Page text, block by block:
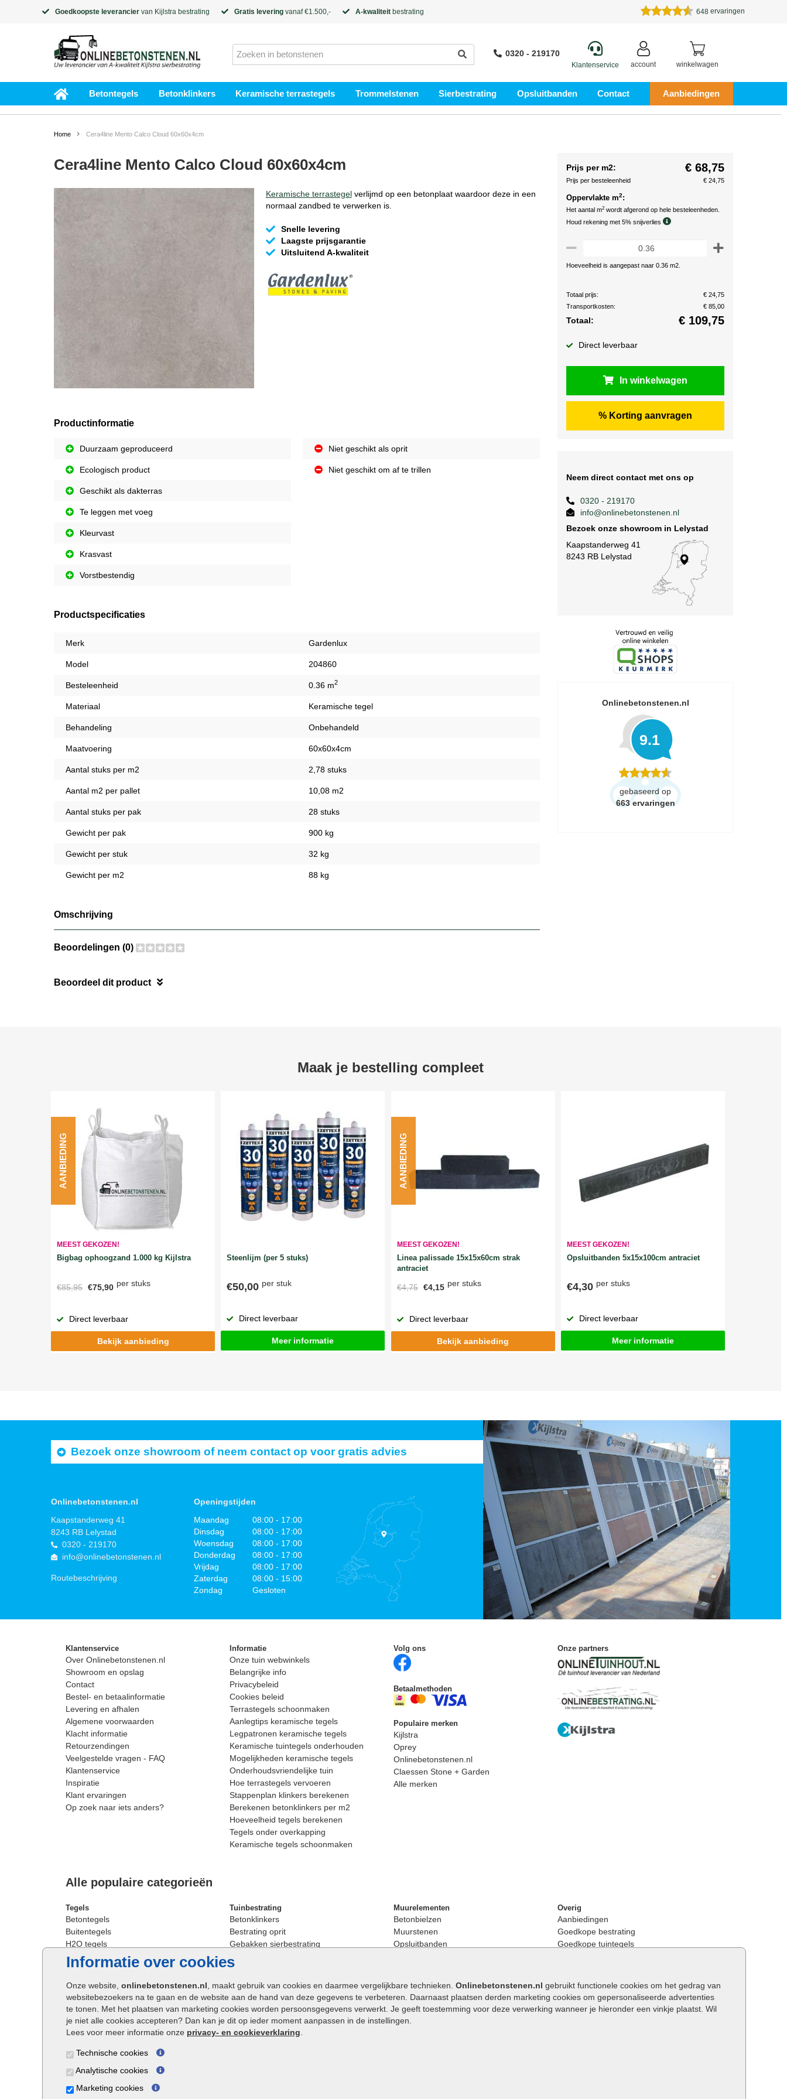
Goedkoopste leverancier van Kijlstra bestrating Gratis levering vanaf €1.500,- A-kwaliteit bestrating 648 ervaringen
0320 - 219170
Klantenservice account winkelwagen
Betontegels Betonklinkers Keramische terrastegels Trommelstenen Sierbestrating Opsluitbanden Contact Aanbiedingen
Informatie over cookies
Onze website, onlinebetonstenen.nl , maakt gebruik van cookies en daarmee vergelijkbare technieken. Onlinebetonstenen.nl gebruikt functionele cookies om het gedrag van
websitebezoekers na te gaan en de website aan de hand van deze gegevens te verbeteren. Daarnaast plaatsen derden marketing cookies om gepersonaliseerde advertenties
te tonen. Met het plaatsen van marketing cookies worden persoonsgegevens verwerkt. Je geeft toestemming voor deze verwerking wanneer je hieronder een vinkje plaatst. Wil
je niet alle cookies accepteren? Dan kan je dit op ieder moment aanpassen in de instellingen.
Lees voor meer informatie onze privacy- en cookieverklaring
Technische cookies
Analytische cookies
Marketing cookies
Home Cera4line Mento Calco Cloud 60x60x4cm
Cera4line Mento Calco Cloud 60x60x4cm
Keramische terrastegelverlijmd op een betonplaat waardoor deze in een
normaal zandbed te verwerken is.
Snelle levering
Laagste prijsgarantie
Uitsluitend A-kwaliteit
Productinformatie
Duurzaam geproduceerd
Ecologisch product
Geschikt als dakterras
Te leggen met voeg
Kleurvast
Krasvast
Vorstbestendig
Niet geschikt als oprit
Niet geschikt om af te trillen
Productspecificaties
Merk Gardenlux
Model 204860
Besteleenheid 0.36 m2
Materiaal Keramische tegel
Behandeling Onbehandeld
Maatvoering 60x60x4cm
Aantal stuks per m2 2,78 stuks
Aantal m2 per pallet 10,08 m2
Aantal stuks per pak 28 stuks
Gewicht per pak 900 kg
Gewicht per stuk 32 kg
Gewicht per m2 88 kg
Omschrijving
Beoordelingen (0)
Beoordeel dit product
Prijs per m2: € 68,75
Prijs per besteleenheid € 24,75
Oppervlakte m2:
Het aantal m2 wordt afgerond op hele besteleenheden.
Houd rekening met 5% snijverlies
Hoeveelheid is aangepast naar 0.36 m2.
Totaal prijs:
€ 24,75
Transportkosten:
€ 85,00
Totaal: € 109,75
Direct leverbaar
In winkelwagen
% Korting aanvragen
Neem direct contact met ons op
0320 - 219170
info@onlinebetonstenen.nl
Bezoek onze showroom in Lelystad
Kaapstanderweg 41
8243 RB Lelystad
Onlinebetonstenen.nl
9.1
gebaseerd op
663 ervaringen
Maak je bestelling compleet
MEEST GEKOZEN!
Bigbag ophoogzand 1.000 kg Kijlstra
€85,95 €75,90 per stuks
AANBIEDING
Direct leverbaar
Bekijk aanbieding
Steenlijm (per 5 stuks)
€50,00 per stuk
Direct leverbaar
Meer informatie
MEEST GEKOZEN!
Linea palissade 15x15x60cm strak
antraciet
€4,75 €4,15 per stuks
AANBIEDING
Direct leverbaar
Bekijk aanbieding
MEEST GEKOZEN!
Opsluitbanden 5x15x100cm antraciet
€4,30 per stuks
Direct leverbaar
Meer informatie
Bezoek onze showroom of neem contact op voor gratis advies
Onlinebetonstenen.nl
Kaapstanderweg 41
8243 RB Lelystad
0320 - 219170
info@onlinebetonstenen.nl
Routebeschrijving
Openingstijden
Maandag
08:00 - 17:00
Dinsdag
08:00 - 17:00
Woensdag
08:00 - 17:00
Donderdag
08:00 - 17:00
Vrijdag
08:00 - 17:00
Zaterdag
08:00 - 15:00
Zondag
Gesloten
Klantenservice
Over Onlinebetonstenen.nl
Showroom en opslag
Contact
Bestel- en betaalinformatie
Levering en afhalen
Algemene voorwaarden
Klacht informatie
Retourzendingen
Veelgestelde vragen - FAQ
Klantenservice
Inspiratie
Klant ervaringen
Op zoek naar iets anders?
Informatie
Onze tuin webwinkels
Belangrijke info
Privacybeleid
Cookies beleid
Terrastegels schoonmaken
Aanlegtips keramische tegels
Legpatronen keramische tegels
Keramische tuintegels onderhouden
Mogelijkheden keramische tegels
Onderhoudsvriendelijke tuin
Hoe terrastegels vervoeren
Stappenplan klinkers berekenen
Berekenen betonklinkers per m2
Hoeveelheid tegels berekenen
Tegels onder overkapping
Keramische tegels schoonmaken
Volg ons
Betaalmethoden
Populaire merken
Kijlstra
Oprey
Onlinebetonstenen.nl
Claessen Stone + Garden
Alle merken
Onze partners
Alle populaire categorieën
Tegels
Betontegels
Buitentegels
H2O tegels
Keramische terrastegels
Oprit tegels
Patio tegels
Siertegels
Stoeptegels
Straattegels
Terrastegels
Buitentegels
Grote terrastegels
Tuinbestrating
Betonklinkers
Bestrating oprit
Gebakken sierbestrating
Strakke bestrating
Straatstenen
Straatklinkers
Trommelstenen
Tuinstenen
Waalformaat
Muurelementen
Betonbielzen
Muurstenen
Opsluitbanden
Betonblokken
Stapelstenen
Extra benodigdheden
Overig
Aanbiedingen
Goedkope bestrating
Goedkope tuintegels
Opsluitbanden plaatsen
Keerwanden
Traptreden tuin